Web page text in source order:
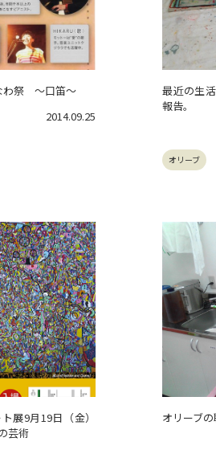
わ祭 ～口笛～
2014.09.25
最近の生
報告。
オリーブ
展9月19日（金）
芸術
オリーブ